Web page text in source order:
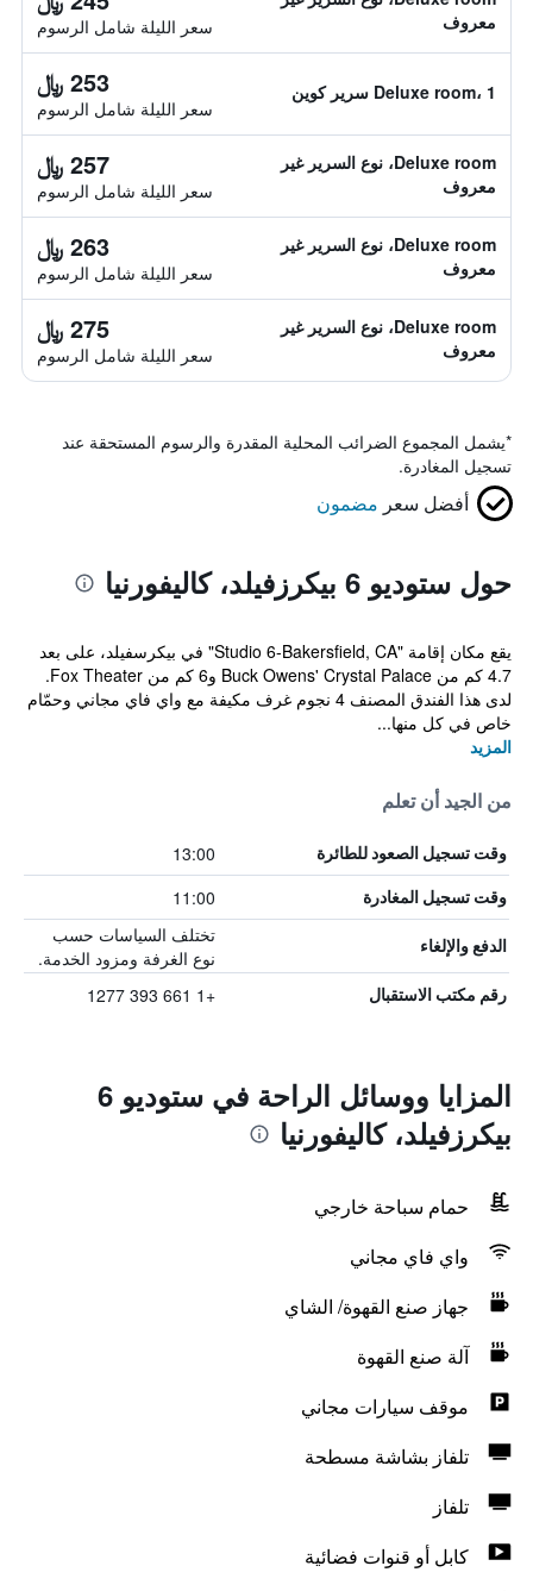
معروف
سعر الليلة شامل الرسوم
Deluxe room، 1 سرير كوين 253 ﷼
سعر الليلة شامل الرسوم
Deluxe room، نوع السرير غير
معروف
257 ﷼
سعر الليلة شامل الرسوم
Deluxe room، نوع السرير غير
معروف
263 ﷼
سعر الليلة شامل الرسوم
Deluxe room، نوع السرير غير
معروف
275 ﷼
سعر الليلة شامل الرسوم
*يشمل المجموع الضرائب المحلية المقدرة والرسوم المستحقة عند
تسجيل المغادرة.
أفضل سعر مضمون
حول ستوديو 6 بيكرزفيلد، كاليفورنيا
يقع مكان إقامة "Studio 6-Bakersfield, CA" في بيكرسفيلد، على بعد
4.7 كم من Buck Owens' Crystal Palace و6 كم من Fox Theater.
لدى هذا الفندق المصنف 4 نجوم غرف مكيفة مع واي فاي مجاني وحمّام
خاص في كل منها...
المزيد
من الجيد أن تعلم
وقت تسجيل الصعود للطائرة 13:00
وقت تسجيل المغادرة 11:00
الدفع والإلغاء
تختلف السياسات حسب
نوع الغرفة ومزود الخدمة.
رقم مكتب الاستقبال +1 661 393 1277
المزايا ووسائل الراحة في ستوديو 6
بيكرزفيلد، كاليفورنيا
حمام سباحة خارجي
واي فاي مجاني
جهاز صنع القهوة/ الشاي
آلة صنع القهوة
موقف سيارات مجاني
تلفاز بشاشة مسطحة
تلفاز
كابل أو قنوات فضائية